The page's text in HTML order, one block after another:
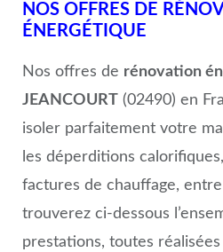
NOS OFFRES DE
ÉNERGÉTIQUE
Nos offres de rénovation
JEANCOURT(02490) en
isoler parfaitement votre
les déperditions
factures de chauffage,
trouverez ci-dessous
prestations, toutes